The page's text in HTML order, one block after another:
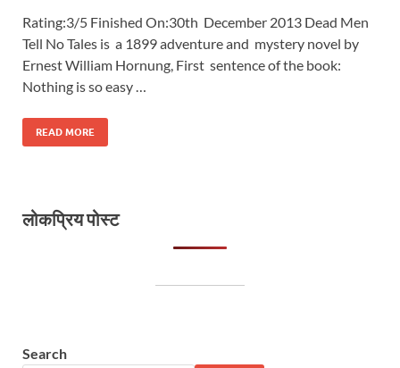
Rating:3/5 Finished On:30th December 2013 Dead Men
Tell No Tales is a 1899 adventure and mystery novel by
Ernest William Hornung, First sentence of the book:
Nothing is so easy …
READ MORE
लोकप्रिय पोस्ट
Search